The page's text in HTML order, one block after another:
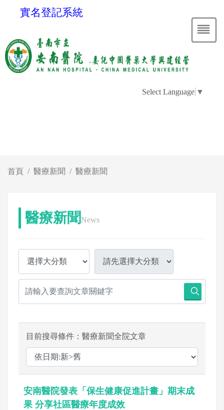
實名登記系統
Select Language ▼
首頁 醫療新聞 醫療新聞
醫療新聞 News
目前搜尋條件：醫療新聞全院文章
安南醫院發表「保生健康促進計畫」期末成
果 分享社區醫療年度成效